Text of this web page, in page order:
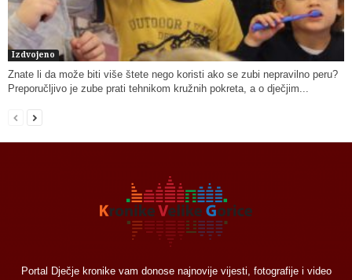
Izdvojeno
Znate li da može biti više štete nego koristi ako se zubi nepravilno peru?
Preporučljivo je zube prati tehnikom kružnih pokreta, a o dječjim...
Portal Dječje kronike vam donose najnovije vijesti, fotografije i video